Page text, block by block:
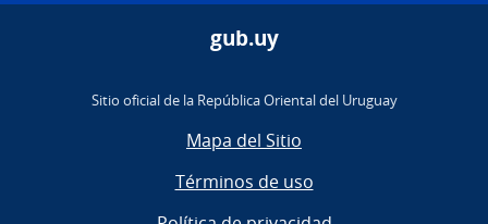
gub.uy
Sitio oficial de la República Oriental del Uruguay
Mapa del Sitio
Términos de uso